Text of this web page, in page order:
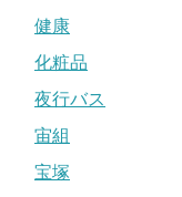
健康
化粧品
夜行バス
宙組
宝塚